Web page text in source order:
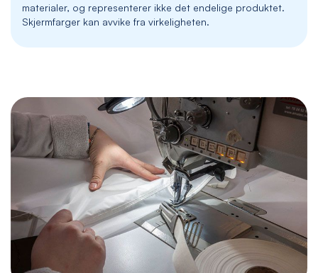
materialer, og representerer ikke det endelige produktet.
Skjermfarger kan avvike fra virkeligheten.